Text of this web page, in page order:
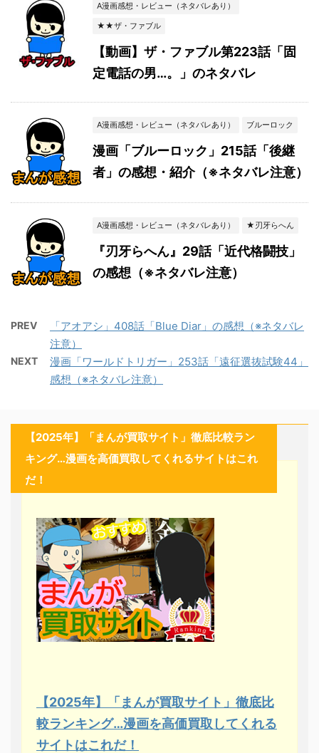
A漫画感想・レビュー（ネタバレあり）
★★ザ・ファブル
【動画】ザ・ファブル第223話「固
定電話の男…。」のネタバレ
A漫画感想・レビュー（ネタバレあり） ブルーロック
漫画「ブルーロック」215話「後継
者」の感想・紹介（※ネタバレ注意）
A漫画感想・レビュー（ネタバレあり） ★刃牙らへん
『刃牙らへん』29話「近代格闘技」
の感想（※ネタバレ注意）
PREV
「アオアシ」408話「Blue Diar」の感想（※ネタバレ
注意）
NEXT
漫画「ワールドトリガー」253話「遠征選抜試験44」
感想（※ネタバレ注意）
【2025年】「まんが買取サイト」徹底比較ラン
キング…漫画を高価買取してくれるサイトはこれ
だ！
【2025年】「まんが買取サイト」徹底比
較ランキング…漫画を高価買取してくれる
サイトはこれだ！